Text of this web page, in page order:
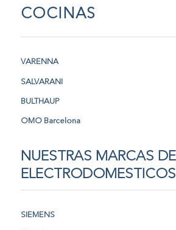
COCINAS
VARENNA
SALVARANI
BULTHAUP
OMO Barcelona
NUESTRAS MARCAS DE
ELECTRODOMESTICOS
SIEMENS